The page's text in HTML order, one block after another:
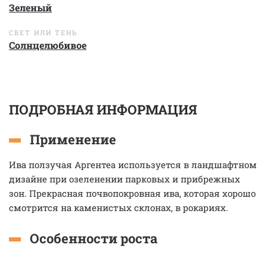
Зеленый
СВЕТ ИЛИ ТЕНЬ
Солнцелюбивое
ПОДРОБНАЯ ИНФОРМАЦИЯ
Применение
Ива ползучая Аргентеа используется в ландшафтном
дизайне при озеленении парковых и прибрежных
зон. Прекрасная почвопокровная ива, которая хорошо
смотрится на каменистых склонах, в рокариях.
Особенности роста